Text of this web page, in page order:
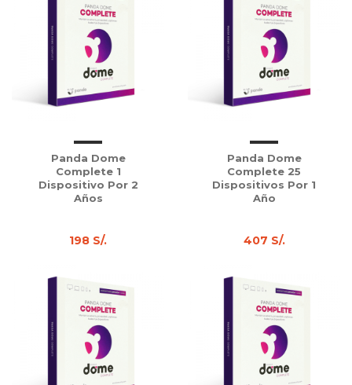
Panda Dome
Complete 1
Dispositivo Por 2
Años
198 S/.
Panda Dome
Complete 25
Dispositivos Por 1
Año
407 S/.